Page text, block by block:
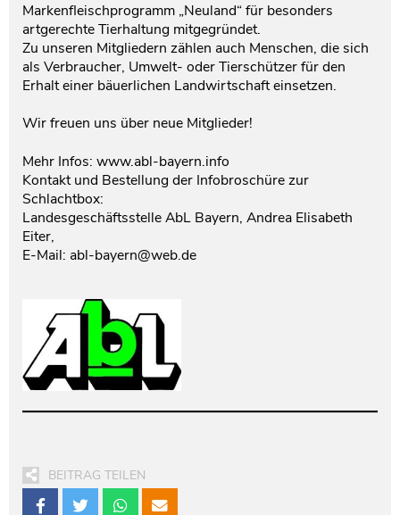
Markenfleischprogramm „Neuland“ für besonders
artgerechte Tierhaltung mitgegründet.
Zu unseren Mitgliedern zählen auch Menschen, die sich
als Verbraucher, Umwelt- oder Tierschützer für den
Erhalt einer bäuerlichen Landwirtschaft einsetzen.
Wir freuen uns über neue Mitglieder!
Mehr Infos: www.abl-bayern.info
Kontakt und Bestellung der Infobroschüre zur
Schlachtbox:
Landesgeschäftsstelle AbL Bayern, Andrea Elisabeth
Eiter,
E-Mail: abl-bayern@web.de
BEITRAG TEILEN